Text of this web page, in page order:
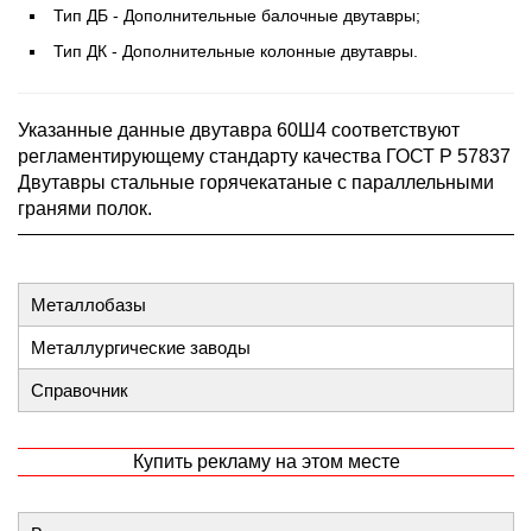
Тип ДБ - Дополнительные балочные двутавры;
Тип ДК - Дополнительные колонные двутавры.
Указанные данные двутавра 60Ш4 соответствуют
регламентирующему стандарту качества ГОСТ Р 57837
Двутавры стальные горячекатаные с параллельными
гранями полок.
Металлобазы
Металлургические заводы
Справочник
Купить рекламу на этом месте